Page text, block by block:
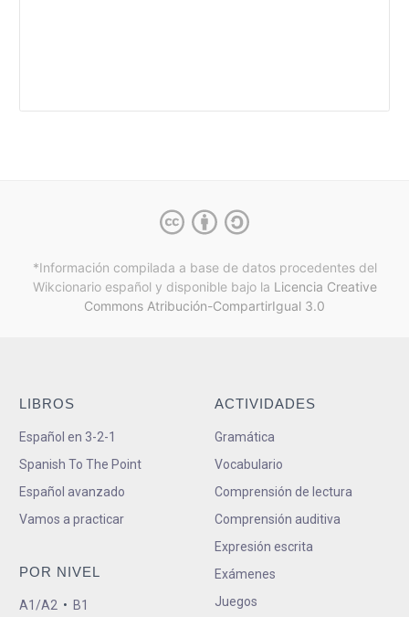
*Información compilada a base de datos procedentes del
Wikcionario español y disponible bajo la Licencia Creative
Commons Atribución-CompartirIgual 3.0
LIBROS
Español en 3-2-1
Spanish To The Point
Español avanzado
Vamos a practicar
POR NIVEL
A1/A2 • B1
ACTIVIDADES
Gramática
Vocabulario
Comprensión de lectura
Comprensión auditiva
Expresión escrita
Exámenes
Juegos